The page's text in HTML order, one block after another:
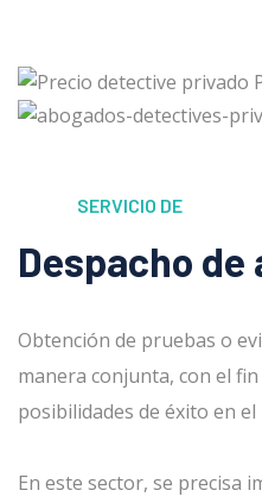
SERVICIO DE
Despacho de
Obtención de pruebas o
manera conjunta, con el
posibilidades de éxito en
En este sector, se precisa